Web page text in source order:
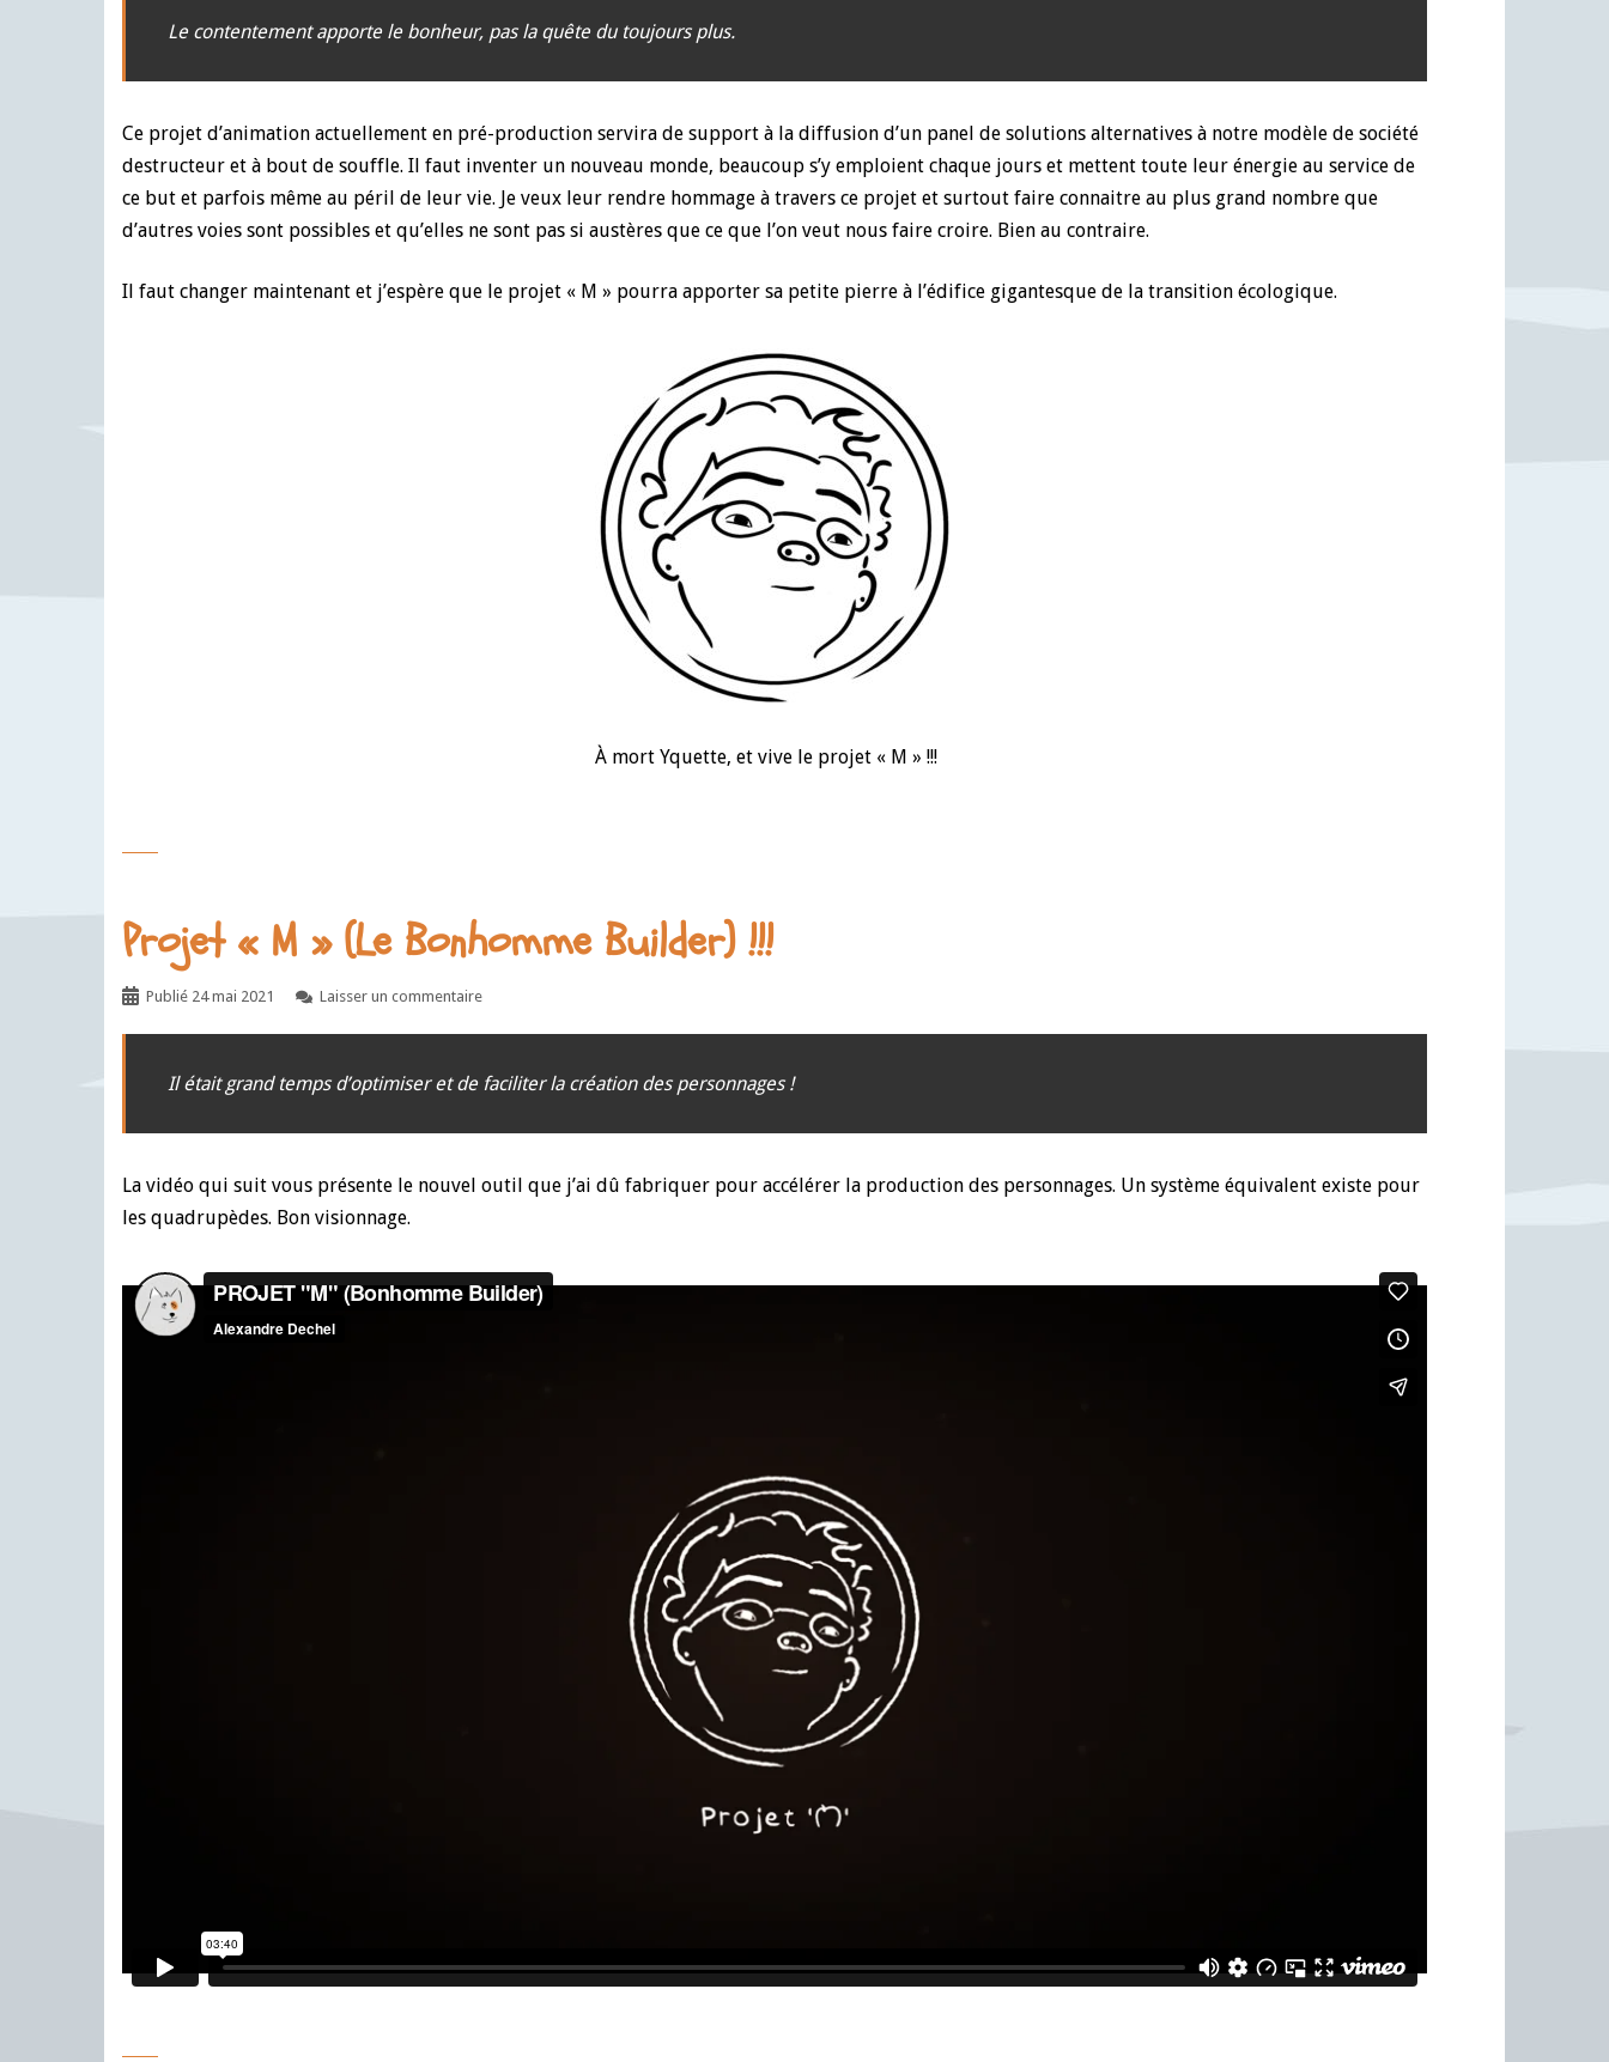
Le contentement apporte le bonheur, pas la quête du toujours plus.
Ce projet d’animation actuellement en pré-production servira de support à la diffusion d’un panel de solutions alternatives à notre modèle de société
destructeur et à bout de souffle. Il faut inventer un nouveau monde, beaucoup s’y emploient chaque jours et mettent toute leur énergie au service de
ce but et parfois même au péril de leur vie. Je veux leur rendre hommage à travers ce projet et surtout faire connaitre au plus grand nombre que
d’autres voies sont possibles et qu’elles ne sont pas si austères que ce que l’on veut nous faire croire. Bien au contraire.
Il faut changer maintenant et j’espère que le projet « M » pourra apporter sa petite pierre à l’édifice gigantesque de la transition écologique.
À mort Yquette, et vive le projet « M » !!!
Projet « M » (Le Bonhomme Builder) !!!
Publié 24 mai 2021 Laisser un commentaire
Il était grand temps d’optimiser et de faciliter la création des personnages !
La vidéo qui suit vous présente le nouvel outil que j’ai dû fabriquer pour accélérer la production des personnages. Un système équivalent existe pour
les quadrupèdes. Bon visionnage.